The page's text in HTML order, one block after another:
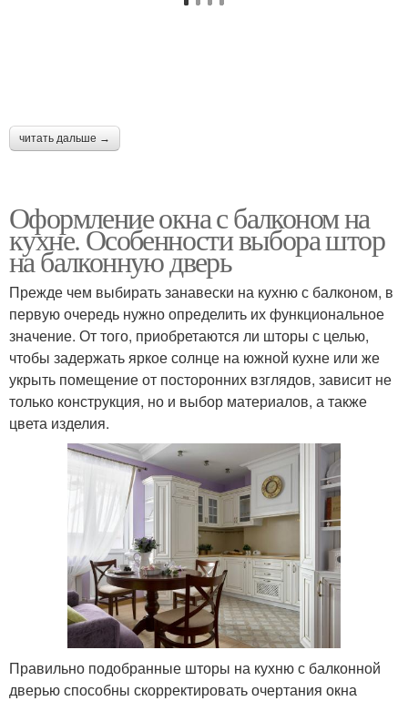
читать дальше →
Оформление окна с балконом на
кухне. Особенности выбора штор
на балконную дверь
Прежде чем выбирать занавески на кухню с балконом, в
первую очередь нужно определить их функциональное
значение. От того, приобретаются ли шторы с целью,
чтобы задержать яркое солнце на южной кухне или же
укрыть помещение от посторонних взглядов, зависит не
только конструкция, но и выбор материалов, а также
цвета изделия.
Правильно подобранные шторы на кухню с балконной
дверью способны скорректировать очертания окна